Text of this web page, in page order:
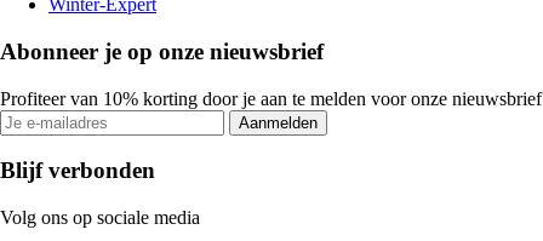
Winter-Expert
Abonneer je op onze nieuwsbrief
Profiteer van 10% korting door je aan te melden voor onze nieuwsbrief
Aanmelden
Blijf verbonden
Volg ons op sociale media